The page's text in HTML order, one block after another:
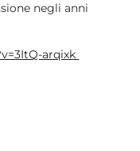
negli anni
arqixk